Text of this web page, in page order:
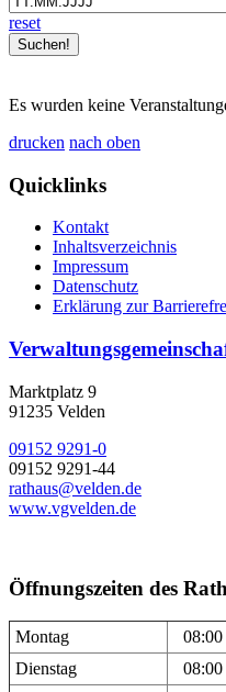
reset
Es wurden keine
drucken nach oben
Quicklinks
Kontakt
Inhaltsverzeichnis
Impressum
Datenschutz
Erklärung zur
Marktplatz 9
91235 Velden
09152 9291-0
09152 9291-44
rathaus@velden.de
www.vgvelden.de
Öffnungszeiten des
Montag
Dienstag